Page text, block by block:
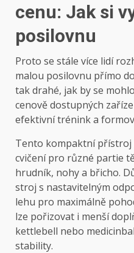
cenu: Jak si
posilovnu
Proto se stále více lidí
malou posilovnu přímo
tak drahé, jak by se
cenově dostupných
efektivní trénink a
Tento kompaktní přístroj
cvičení pro různé partie
hrudník, nohy a břicho.
stroj s nastavitelným
lehu pro maximálně
lze pořizovat i menší
kettlebell nebo
stability.